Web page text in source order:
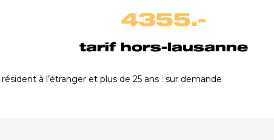
4355.-
tarif hors-lausanne
à l’étranger et plus de 25 ans : sur demande